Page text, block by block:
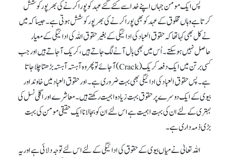
پس ایک مومن جہاں اپنے خدا سے کئے گئے عہد کو پورا کرنے کی بھرپور کوشش
کرتا ہے وہاں مخلوق کے عہد کو بھی پورا کرنے کی بھرپور کوشش ہوتی ہے۔ جیسا کہ میں
نے کل بھی کہا تھا کہ حقوق العباد کی ادائیگی کے بغیر حقوق اللہ کی ادائیگی کے معیار
حاصل نہیں ہو سکتے۔ اُس میں بھی بال آنے لگ جاتے ہیں، کریک آ جاتے ہیں اور جب
کسی برتن میں ایک دفعہ کریک(Crack) آ جائے تو پھر وہ آہستہ آہستہ بڑھتا چلا جاتا
ہے۔ پس حقوق العباد کی ادائیگی بھی بہت ضروری ہے۔ اور حقوق العبادمیں خاوند اور
بیوی کے ایک دوسرے پر حقوق بہت زیادہ اہمیت رکھتے ہیں۔ معاشرے اور اگلی نسل کی
بہتری کے لئے ان کی بہت اہمیت ہے اس لئے ان کو بجالانا ایک حقیقی مومن کی بہت
بڑی ذمہ داری ہے۔
اللہ تعالیٰ نے میاں بیوی کے حقوق کی ادائیگی کے لئے اس لئے توجہ دلائی ہے اور یہ